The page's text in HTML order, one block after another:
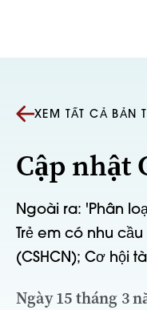
XEM TẤT CẢ BẢN
Cập nhật
Ngoài ra: 'Phân
Trẻ em có nhu
(CSHCN); Cơ hội
Ngày 15 tháng 3